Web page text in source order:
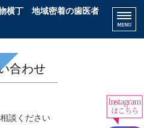
横丁 地域密着の歯医者
患
合わせ
談ください